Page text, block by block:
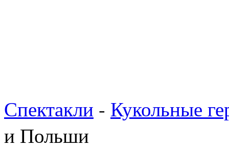
Спектакли - Кукольные
и Польши